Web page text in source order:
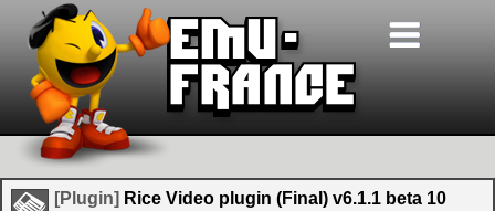
[Plugin] Rice Video plugin (Final) v6.1.1 beta 10